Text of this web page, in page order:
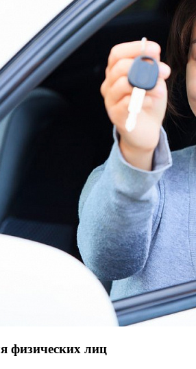
физических лиц